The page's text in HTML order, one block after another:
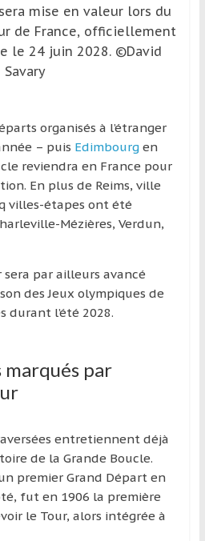
mise en valeur lors du
de France, officiellement
le 24 juin 2028. ©David
Savary
organisés à l’étranger
– puis Edimbourgen
reviendra en France pour
En plus de Reims, ville
villes-étapes ont été
Mézières, Verdun,
par ailleurs avancé
des Jeux olympiques de
durant l’été 2028.
par
entretiennent déjà
de la Grande Boucle.
premier Grand Départ en
fut en 1906 la première
le Tour, alors intégrée à